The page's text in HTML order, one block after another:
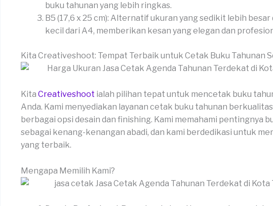
buku tahunan yang lebih ringkas.
B5 (17,6 x 25 cm): Alternatif ukuran yang sedikit lebih
kecil dari A4, memberikan kesan yang elegan dan
Kita Creativeshoot: Tempat Terbaik untuk Cetak Buku Tahunan
Kita Creativeshoot ialah pilihan tepat untuk mencetak buku
Anda. Kami menyediakan layanan cetak buku tahunan
berbagai opsi desain dan finishing. Kami memahami pentingnya
sebagai kenang-kenangan abadi, dan kami berdedikasi untuk
yang terbaik.
Mengapa Memilih Kami?